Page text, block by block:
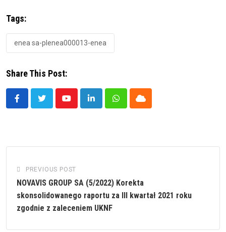
Tags:
enea sa-plenea000013-enea
Share This Post:
YoutubeLinkedInWhatsappCloud
PREVIOUS POST
NOVAVIS GROUP SA (5/2022) Korekta
skonsolidowanego raportu za III kwartał 2021 roku
zgodnie z zaleceniem UKNF